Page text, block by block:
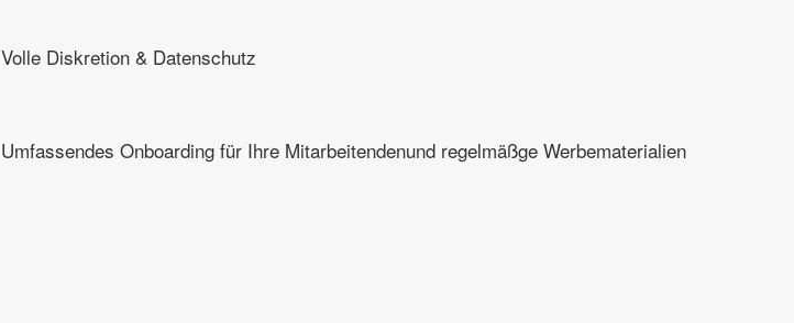
Volle Diskretion & Datenschutz
Umfassendes Onboarding für Ihre Mitarbeitendenund regelmäßge Werbematerialien